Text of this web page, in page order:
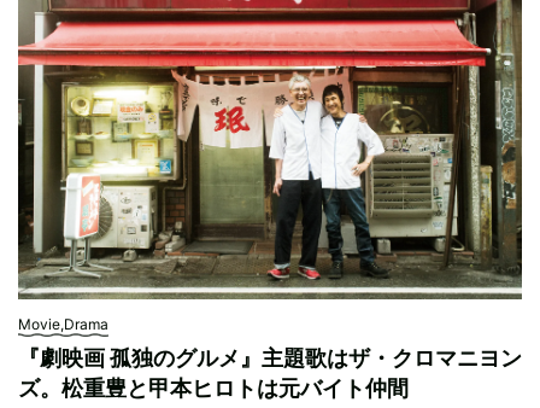
Movie,Drama
『劇映画 孤独のグルメ』主題歌はザ・クロマニヨン
ズ。松重豊と甲本ヒロトは元バイト仲間